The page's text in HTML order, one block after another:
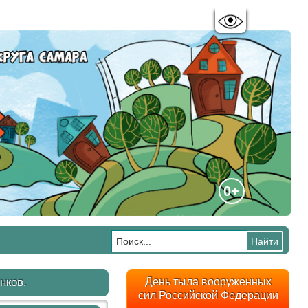
0+
День тыла вооруженных
сил Российской Федерации